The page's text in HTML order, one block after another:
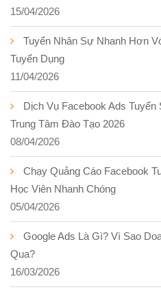
15/04/2026
Tuyển Nhân Sự Nhanh Hơn
Tuyển Dụng
11/04/2026
Dịch Vụ Facebook Ads
Trung Tâm Đào Tạo 2026
08/04/2026
Chạy Quảng Cáo Facebook
Học Viên Nhanh Chóng
05/04/2026
Google Ads Là Gì? Vì Sao
Qua?
16/03/2026